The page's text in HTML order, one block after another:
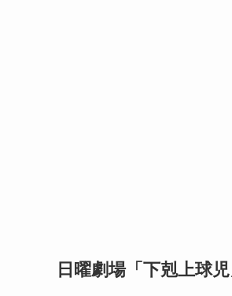
日曜劇場「下剋上球